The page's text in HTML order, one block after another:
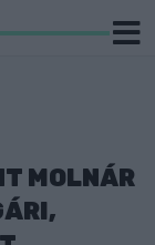
MOLNÁR